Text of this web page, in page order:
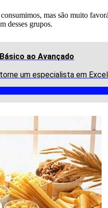
mas são muito
desses grupos.
ao Avançado
um especialista em